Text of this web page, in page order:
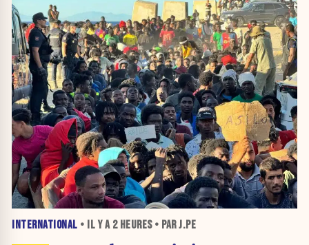
INTERNATIONAL • IL Y A 2 HEURES• PAR J.PE